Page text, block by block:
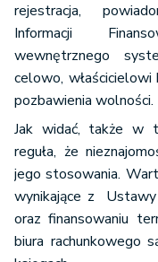
rejestracja,
Informacji
wewnętrznego
celowo,
pozbawienia wolności.
Jak widać, także w
reguła, że
jego stosowania.
wynikające z Ustawy
oraz finansowaniu
biura rachunkowego